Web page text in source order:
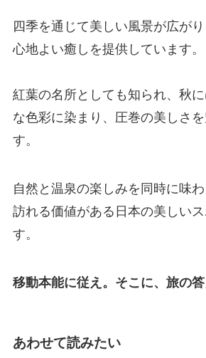
四季を通じて美しい風景が広が
心地よい癒しを提供しています。
紅葉の名所としても知られ、秋
な色彩に染まり、圧巻の美しさ
す。
自然と温泉の楽しみを同時に味わ
訪れる価値がある日本の美しい
す。
移動本能に従え。そこに、旅の答
あわせて読みたい